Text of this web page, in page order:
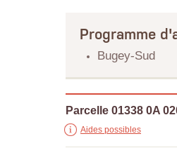
Programme
Bugey-Sud
Parcelle 01338 0A
Aides possibles